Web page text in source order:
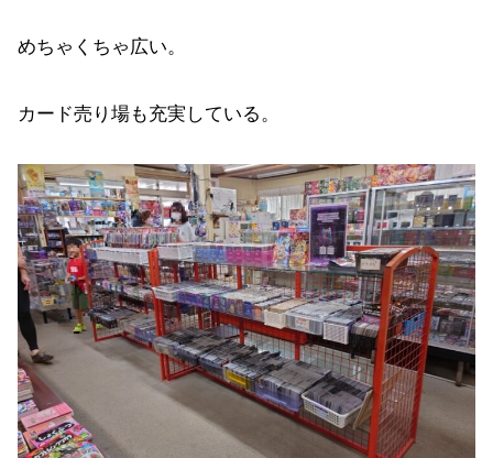
めちゃくちゃ広い。
カード売り場も充実している。